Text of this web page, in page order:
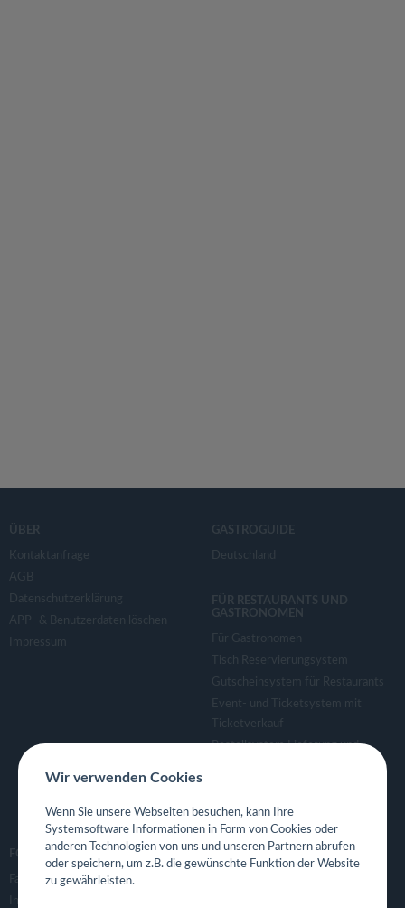
ÜBER
Kontaktanfrage
AGB
Datenschutzerklärung
APP- & Benutzerdaten löschen
Impressum
GASTROGUIDE
Deutschland
FÜR RESTAURANTS UND
GASTRONOMEN
Für Gastronomen
Tisch Reservierungsystem
Gutscheinsystem für Restaurants
Event- und Ticketsystem mit
Ticketverkauf
Bestellsystem Lieferung und
Eigene App für Restaurant
FOLGE UNS
Facebook
Instagram
Wir verwenden Cookies
Wenn Sie unsere Webseiten besuchen, kann Ihre
Systemsoftware Informationen in Form von Cookies oder
anderen Technologien von uns und unseren Partnern abrufen
oder speichern, um z.B. die gewünschte Funktion der Website
zu gewährleisten.